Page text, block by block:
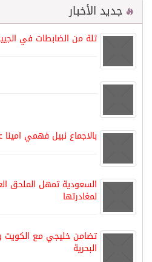
جديد الأخبار
ثلة من الضابطات في
بالاجماع نبيل فهمي امينا
لمغادرتها
تضامن خليجي مع الكويت
البحرية